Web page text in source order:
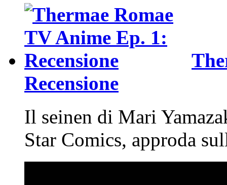
Recensione
Il seinen di Mari
Star Comics, approda